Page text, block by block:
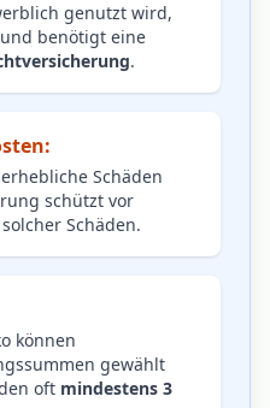
genutzt wird,
benötigt eine
.
Schäden
schützt vor
solcher Schäden.
können
gewählt
oft mindestens 3